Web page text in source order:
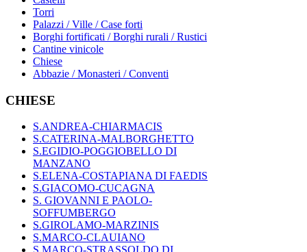
Torri
Palazzi / Ville / Case forti
Borghi fortificati / Borghi rurali / Rustici
Cantine vinicole
Chiese
Abbazie / Monasteri / Conventi
CHIESE
S.ANDREA-CHIARMACIS
S.CATERINA-MALBORGHETTO
S.EGIDIO-POGGIOBELLO DI
MANZANO
S.ELENA-COSTAPIANA DI FAEDIS
S.GIACOMO-CUCAGNA
S. GIOVANNI E PAOLO-
SOFFUMBERGO
S.GIROLAMO-MARZINIS
S.MARCO-CLAUIANO